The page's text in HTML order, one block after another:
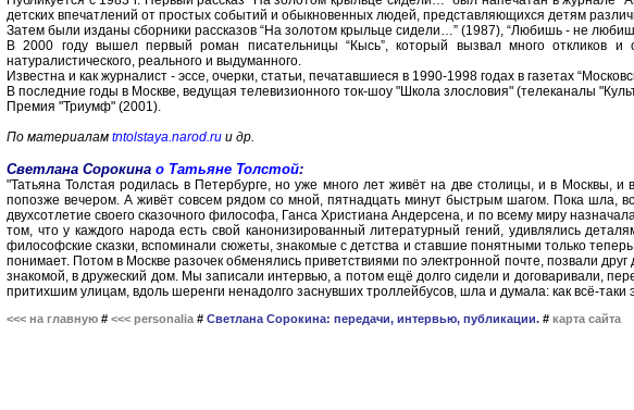
детских впечатлений от простых событий и обыкновенных людей, представляющихся детям
Затем были изданы сборники рассказов “На золотом крыльце сидели…” (1987), “Любишь - не
В 2000 году вышел первый роман писательницы “Кысь”, который вызвал много откликов и
натуралистического, реального и выдуманного.
Известна и как журналист - эссе, очерки, статьи, печатавшиеся в 1990-1998 годах в газетах
В последние годы в Москве, ведущая телевизионного ток-шоу "Школа злословия" (телеканалы
Премия "Триумф" (2001).
По материалам tntolstaya.narod.ru и др.
Светлана Сорокина о Татьяне Толстой:
"Татьяна Толстая родилась в Петербурге, но уже много лет живёт на две столицы, и в Москвы,
попозже вечером. А живёт совсем рядом со мной, пятнадцать минут быстрым шагом. Пока шла,
двухсотлетие своего сказочного философа, Ганса Христиана Андерсена, и по всему миру
том, что у каждого народа есть свой канонизированный литературный гений, удивлялись
философские сказки, вспоминали сюжеты, знакомые с детства и ставшие понятными только
понимает. Потом в Москве разочек обменялись приветствиями по электронной почте, позвали
знакомой, в дружеский дом. Мы записали интервью, а потом ещё долго сидели и договаривали,
притихшим улицам, вдоль шеренги ненадолго заснувших троллейбусов, шла и думала: как всё-
<<< на главную # <<< personalia # Светлана Сорокина: передачи, интервью, публикации. # карта сайта